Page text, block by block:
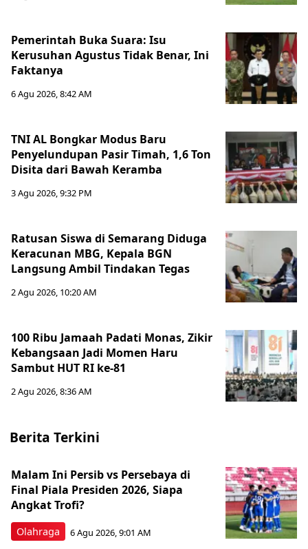
Pemerintah Buka Suara: Isu
Kerusuhan Agustus Tidak Benar, Ini
Faktanya
6 Agu 2026, 8:42 AM
TNI AL Bongkar Modus Baru
Penyelundupan Pasir Timah, 1,6 Ton
Disita dari Bawah Keramba
3 Agu 2026, 9:32 PM
Ratusan Siswa di Semarang Diduga
Keracunan MBG, Kepala BGN
Langsung Ambil Tindakan Tegas
2 Agu 2026, 10:20 AM
100 Ribu Jamaah Padati Monas, Zikir
Kebangsaan Jadi Momen Haru
Sambut HUT RI ke-81
2 Agu 2026, 8:36 AM
Berita Terkini
Olahraga
Malam Ini Persib vs Persebaya di
Final Piala Presiden 2026, Siapa
Angkat Trofi?
6 Agu 2026, 9:01 AM